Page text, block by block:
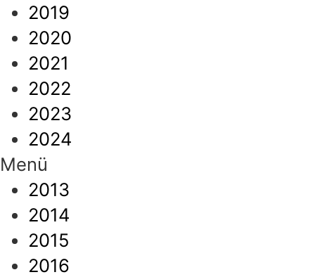
2019
2020
2021
2022
2023
2024
Menü
2013
2014
2015
2016